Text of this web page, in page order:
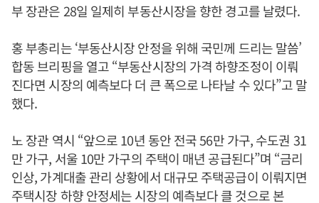
부 장관은 28일 일제히 부동산시장을 향한 경고를 날렸다.
홍 부총리는 ‘부동산시장 안정을 위해 국민께 드리는 말씀’
합동 브리핑을 열고 “부동산시장의 가격 하향조정이 이뤄
진다면 시장의 예측보다 더 큰 폭으로 나타날 수 있다”고 말
했다.
노 장관 역시 “앞으로 10년 동안 전국 56만 가구, 수도권 31
만 가구, 서울 10만 가구의 주택이 매년 공급된다”며 “금리
인상, 가계대출 관리 상황에서 대규모 주택공급이 이뤄지면
주택시장 하향 안정세는 시장의 예측보다 클 것으로 본